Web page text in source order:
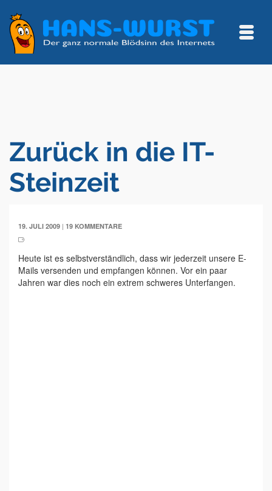
Zurück in die IT-
Steinzeit
19. JULI 2009 | 19 KOMMENTARE
Heute ist es selbstverständlich, dass wir jederzeit unsere E-
Mails versenden und empfangen können. Vor ein paar
Jahren war dies noch ein extrem schweres Unterfangen.